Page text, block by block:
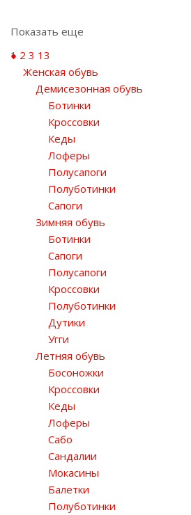
Показать еще
1 2 3 13
Женская обувь
Демисезонная обувь
Ботинки
Кроссовки
Кеды
Лоферы
Полусапоги
Полуботинки
Сапоги
Зимняя обувь
Ботинки
Сапоги
Полусапоги
Кроссовки
Полуботинки
Дутики
Угги
Летняя обувь
Босоножки
Кроссовки
Кеды
Лоферы
Сабо
Сандалии
Мокасины
Балетки
Полуботинки